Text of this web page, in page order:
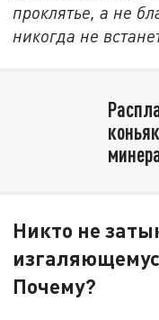
проклятье, а не
никогда не
Никто не
Почему?